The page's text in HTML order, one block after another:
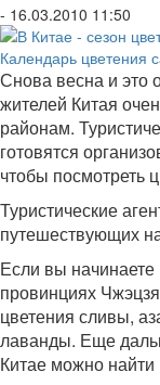
- 16.03.2010 11:50
Снова весна и это
жителей Китая
районам.
готовятся
чтобы посмотреть
Туристические
путешествующих
Если вы
провинциях
цветения сливы,
лаванды. Еще
Китае можно